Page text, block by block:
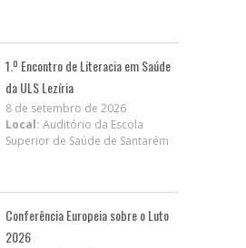
1.º Encontro de Literacia em Saúde
da ULS Lezíria
8 de setembro de 2026
Local: Auditório da Escola
Superior de Saúde de Santarém
Conferência Europeia sobre o Luto
2026